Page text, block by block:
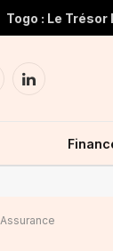
LinkedIn
Assurance